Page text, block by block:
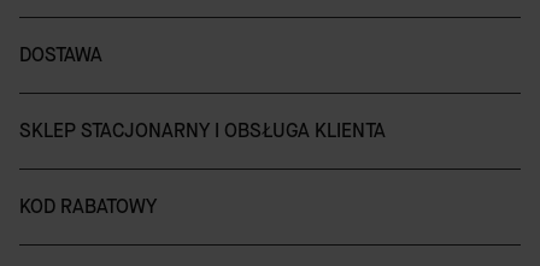
DOSTAWA
SKLEP STACJONARNY I OBSŁUGA KLIENTA
KOD RABATOWY